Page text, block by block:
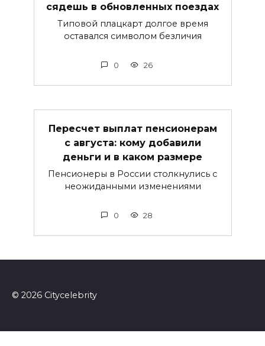
сядешь в обновленных поездах
Типовой плацкарт долгое время
оставался символом безличия
0 26
Пересчет выплат пенсионерам
с августа: кому добавили
деньги и в каком размере
Пенсионеры в России столкнулись с
неожиданными изменениями
0 28
© 2026 Сitycelebrity